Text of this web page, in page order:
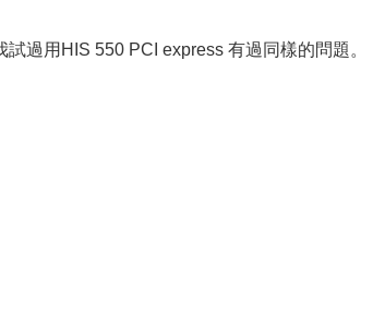
過用HIS 550 PCI express 有過同樣的問題。